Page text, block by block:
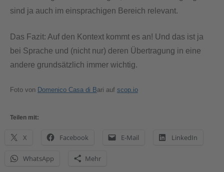
sind ja auch im einsprachigen Bereich relevant.
Das Fazit: Auf den Kontext kommt es an! Und das ist ja
bei Sprache und (nicht nur) deren Übertragung in eine
andere grundsätzlich immer wichtig.
Foto von Domenico Casa di Bari auf scop.io
Teilen mit:
X Facebook E-Mail LinkedIn
WhatsApp Mehr